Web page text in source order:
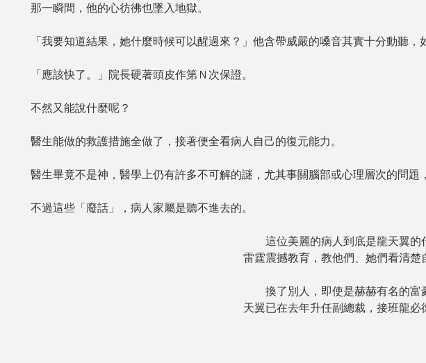
那一瞬間，他的心彷彿也墜入地獄。
「我要知道結果，她什麼時候可以醒過來？」他含帶威嚴的嗓音其實十分動聽，
「應該快了。」院長硬著頭皮作第Ｎ次保證。
不然又能說什麼呢？
醫生能做的救護措施全做了，接著便全看病人自己的復元能力。
醫生畢竟不是神，醫學上仍有許多不可解的謎，尤其事關腦部或心理層次的問題
不過這些「廢話」，病人家屬是聽不進去的。
這位美麗的病人到底是龍天翼的什
雷霆震撼教育，教他們、她們看清
換了別人，即使是赫赫有名的富豪
天翼已在去年升任副總裁，接班龍必